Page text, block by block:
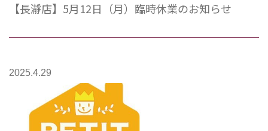
【長瀞店】5月12日（月）臨時休業のお知らせ
2025.4.29